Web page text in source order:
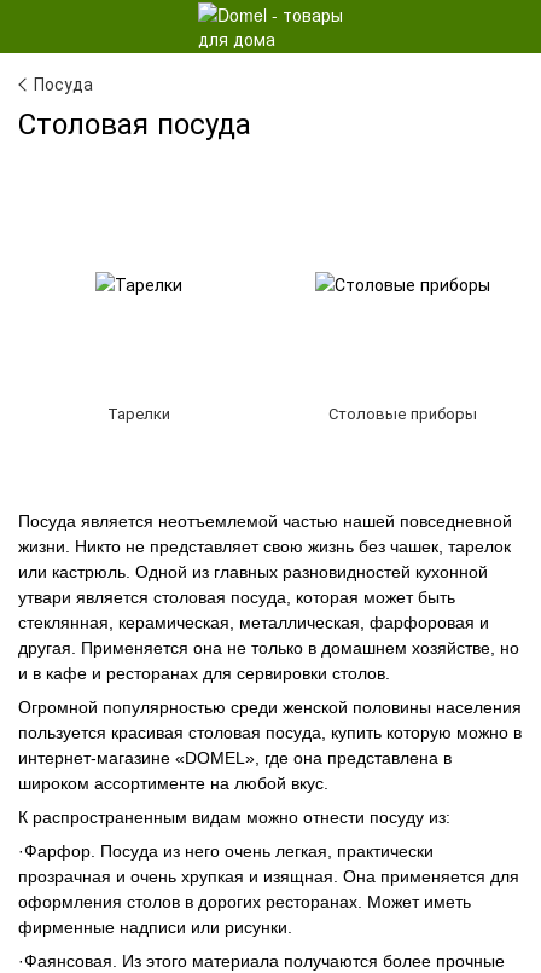
Посуда
Столовая посуда
Тарелки Столовые приборы
Посуда является неотъемлемой частью нашей повседневной
жизни. Никто не представляет свою жизнь без чашек, тарелок
или кастрюль. Одной из главных разновидностей кухонной
утвари является столовая посуда, которая может быть
стеклянная, керамическая, металлическая, фарфоровая и
другая. Применяется она не только в домашнем хозяйстве, но
и в кафе и ресторанах для сервировки столов.
Огромной популярностью среди женской половины населения
пользуется красивая столовая посуда, купить которую можно в
интернет-магазине «DOMEL», где она представлена в
широком ассортименте на любой вкус.
К распространенным видам можно отнести посуду из:
·Фарфор. Посуда из него очень легкая, практически
прозрачная и очень хрупкая и изящная. Она применяется для
оформления столов в дорогих ресторанах. Может иметь
фирменные надписи или рисунки.
·Фаянсовая. Из этого материала получаются более прочные